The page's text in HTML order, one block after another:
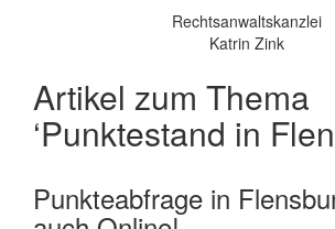
Rechtsanwaltskanzlei
Katrin Zink
Artikel zum Thema
‘Punktestand in
Punkteabfrage in